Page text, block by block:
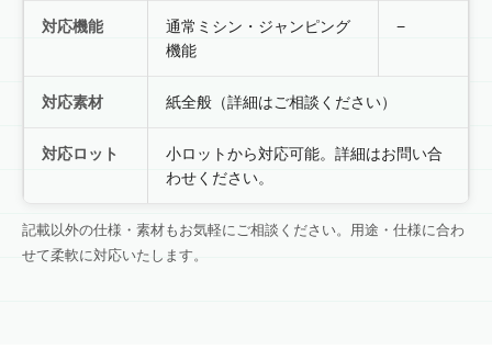
対応機能
通常ミシン・ジャンピング
機能
−
対応素材 紙全般（詳細はご相談ください）
対応ロット
小ロットから対応可能。詳細はお問い合
わせください。
記載以外の仕様・素材もお気軽にご相談ください。用途・仕様に合わ
せて柔軟に対応いたします。